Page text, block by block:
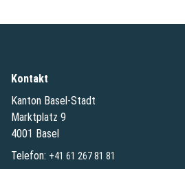
Kontakt
Kanton Basel-Stadt
Marktplatz 9
4001 Basel
Telefon: +41 61 267 81 81